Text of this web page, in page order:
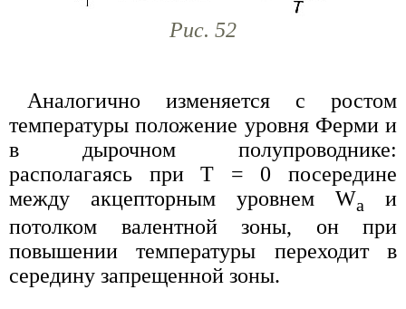
Рис. 52
Аналогично изменяется с ростом
температуры положение уровня Ферми и
в дырочном полупроводнике:
располагаясь при Т = 0 посередине
между акцепторным уровнем Wa
и
потолком валентной зоны, он при
повышении температуры переходит в
середину запрещенной зоны.